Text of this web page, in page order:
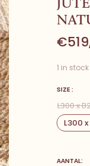
1 in stock
SIZE :
L300 x
L300
AANTAL: